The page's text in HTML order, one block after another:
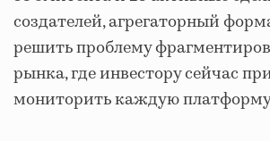
создателей, агрегаторный
решить проблему
рынка, где инвестору сейчас
мониторить каждую платформу